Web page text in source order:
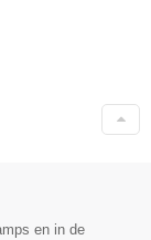
en in de